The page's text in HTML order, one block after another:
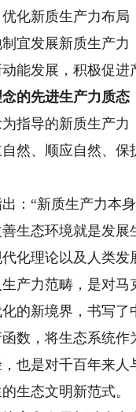
化新质生产力布
宜发展新质生产
能发展，积极促进
的先进生产力质态
导的新质生产力
然、顺应自然、
“新质生产力本身
生态环境就是发
化理论以及人类
产力范畴，是对
的新境界，书写
数，将生态系统
也是对千百年来
生态文明新范式。